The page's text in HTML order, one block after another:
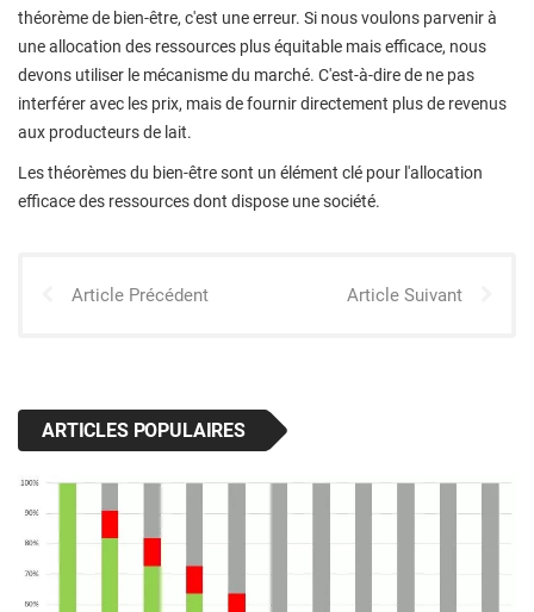
théorème de bien-être, c'est une erreur. Si nous voulons parvenir à
une allocation des ressources plus équitable mais efficace, nous
devons utiliser le mécanisme du marché. C'est-à-dire de ne pas
interférer avec les prix, mais de fournir directement plus de revenus
aux producteurs de lait.
Les théorèmes du bien-être sont un élément clé pour l'allocation
efficace des ressources dont dispose une société.
Article Précédent Article Suivant
ARTICLES POPULAIRES